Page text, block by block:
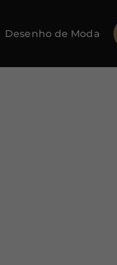
Desenho de Moda